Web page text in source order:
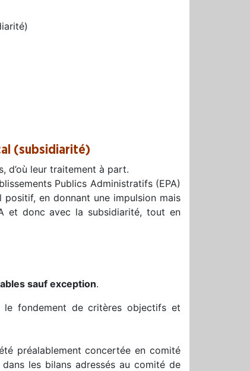
(subsidiarité)
d’où leur traitement à part.
Publics Administratifs (EPA)
en donnant une impulsion mais
et donc avec la subsidiarité, tout en
sauf exception.
le fondement de critères objectifs et
préalablement concertée en comité
les bilans adressés au comité de